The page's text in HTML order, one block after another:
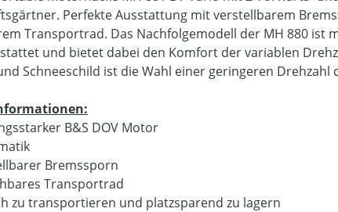
Perfekte Ausstattung mit verstellbarem
Transportrad. Das Nachfolgemodell der MH 880 ist
und bietet dabei den Komfort der variablen
Schneeschild ist die Wahl einer geringeren Drehzahl
B&S DOV Motor
Bremssporn
Transportrad
zu transportieren und platzsparend zu lagern